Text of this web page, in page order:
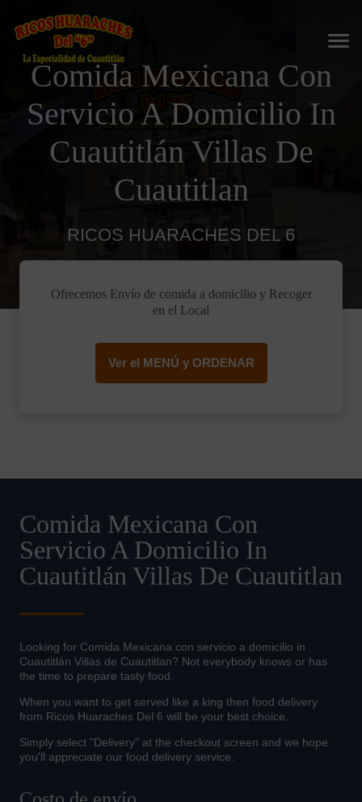
Comida Mexicana Con
Servicio A Domicilio In
Cuautitlán Villas De
Cuautitlan
RICOS HUARACHES DEL 6
Ofrecemos Envío de comida a domicilio y Recoger
en el Local
Ver el MENÚ y ORDENAR
Comida Mexicana Con
Servicio A Domicilio In
Cuautitlán Villas De Cuautitlan
Looking for Comida Mexicana con servicio a domicilio in
Cuautitlán Villas de Cuautitlan? Not everybody knows or has
the time to prepare tasty food.
When you want to get served like a king then food delivery
from Ricos Huaraches Del 6 will be your best choice.
Simply select "Delivery" at the checkout screen and we hope
you'll appreciate our food delivery service.